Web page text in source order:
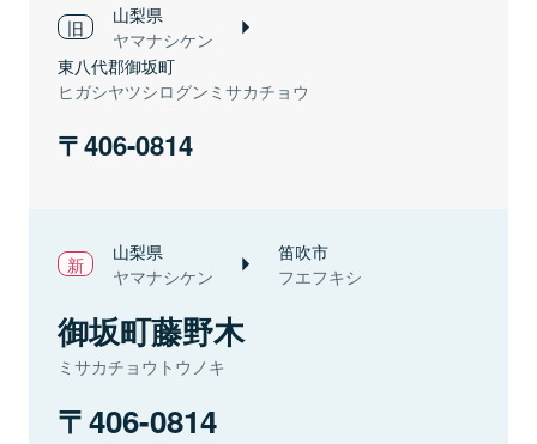
山梨県
ヤマナシケン
東八代郡御坂町
ヒガシヤツシログンミサカチョウ
406-0814
山梨県
ヤマナシケン
笛吹市
フエフキシ
御坂町藤野木
ミサカチョウトウノキ
406-0814